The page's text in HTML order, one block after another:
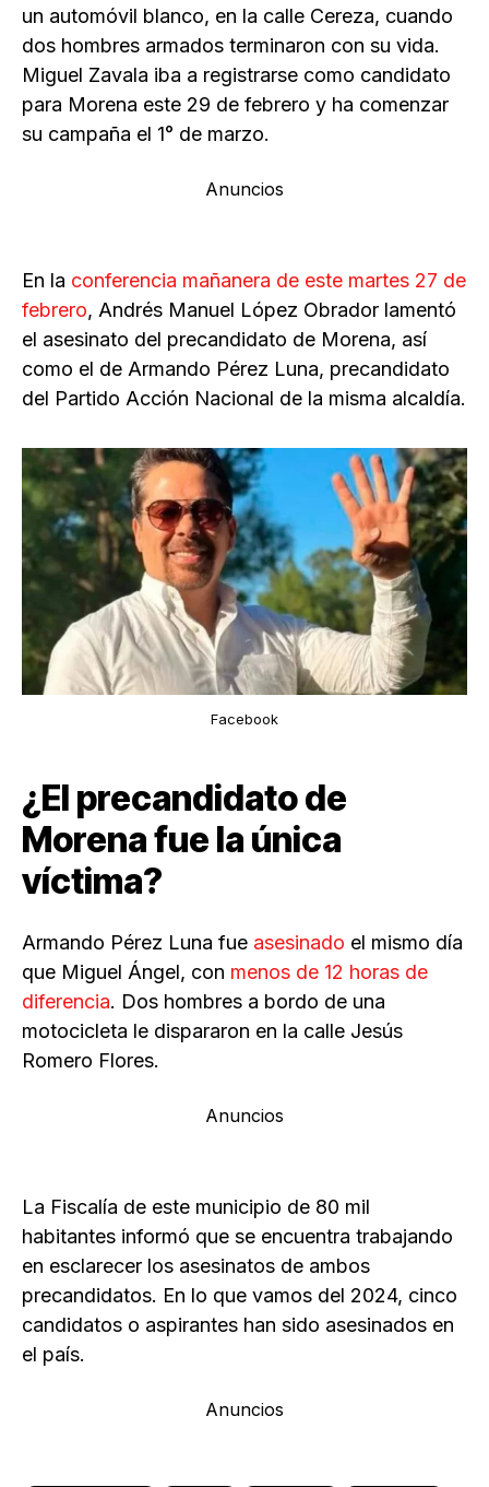
un automóvil blanco, en la calle Cereza, cuando
dos hombres armados terminaron con su vida.
Miguel Zavala iba a registrarse como candidato
para Morena este 29 de febrero y ha comenzar
su campaña el 1° de marzo.
Anuncios
En la conferencia mañanera de este martes 27 de
febrero, Andrés Manuel López Obrador lamentó
el asesinato del precandidato de Morena, así
como el de Armando Pérez Luna, precandidato
del Partido Acción Nacional de la misma alcaldía.
Facebook
¿El precandidato de
Morena fue la única
víctima?
Armando Pérez Luna fue asesinado el mismo día
que Miguel Ángel, con menos de 12 horas de
diferencia. Dos hombres a bordo de una
motocicleta le dispararon en la calle Jesús
Romero Flores.
Anuncios
La Fiscalía de este municipio de 80 mil
habitantes informó que se encuentra trabajando
en esclarecer los asesinatos de ambos
precandidatos. En lo que vamos del 2024, cinco
candidatos o aspirantes han sido asesinados en
el país.
Anuncios